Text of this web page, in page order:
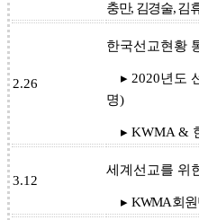
충만, 김경술, 김
2.26
한국선교현황
▸ 2020년도
명)
▸ KWMA &
3.12
세계선교를 위
▸ KWMA 회원